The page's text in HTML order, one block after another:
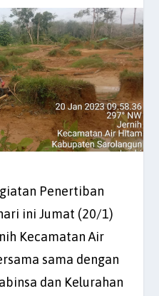
Penertiban
ini Jumat (20/1)
Kecamatan Air
sama dengan
dan Kelurahan